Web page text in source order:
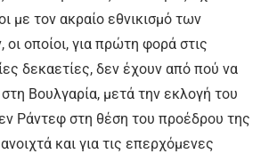
με τον ακραίο εθνικισμό των
οποίοι, για πρώτη φορά στις
δεκαετίες, δεν έχουν από πού να
Βουλγαρία, μετά την εκλογή του
Ράντεφ στη θέση του προέδρου της
και για τις επερχόμενες